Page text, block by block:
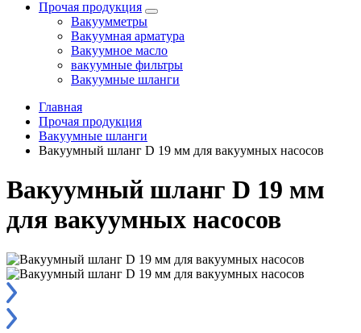
Прочая продукция
Вакуумметры
Вакуумная арматура
Вакуумное масло
вакуумные фильтры
Вакуумные шланги
Главная
Прочая продукция
Вакуумные шланги
Вакуумный шланг D 19 мм для вакуумных насосов
Вакуумный шланг D 19 мм
для вакуумных насосов